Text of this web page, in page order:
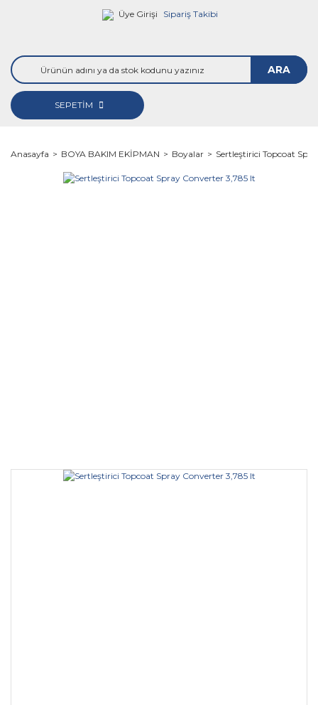
Üye Girişi Sipariş Takibi
ARA
SEPETİM
Anasayfa BOYA BAKIM EKİPMAN Boyalar Sertleştirici Topcoat